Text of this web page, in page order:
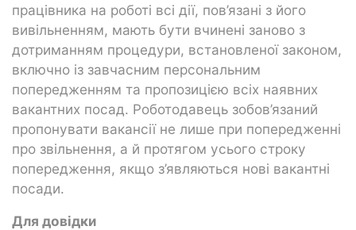
працівника на роботі всі дії, пов’язані з його
вивільненням, мають бути вчинені заново з
дотриманням процедури, встановленої законом,
включно із завчасним персональним
попередженням та пропозицією всіх наявних
вакантних посад. Роботодавець зобов’язаний
пропонувати вакансії не лише при попередженні
про звільнення, а й протягом усього строку
попередження, якщо з’являються нові вакантні
посади.
Для довідки